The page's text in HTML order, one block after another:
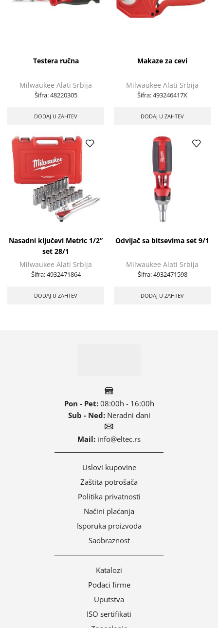
Testera ručna
Milwaukee Alati Srbija
Šifra:48220305
DODAJ U ZAHTEV
Makaze za cevi
Milwaukee Alati Srbija
Šifra:493246417X
DODAJ U ZAHTEV
Nasadni ključevi Metric 1/2”
set 28/1
Milwaukee Alati Srbija
Šifra:4932471864
DODAJ U ZAHTEV
Odvijač sa bitsevima set 9/1
Milwaukee Alati Srbija
Šifra:4932471598
DODAJ U ZAHTEV
Pon - Pet:08:00h - 16:00h
Sub - Ned:Neradni dani
Mail: info@eltec.rs
Uslovi kupovine
Zaštita potrošača
Politika privatnosti
Načini plaćanja
Isporuka proizvoda
Saobraznost
Katalozi
Podaci firme
Uputstva
ISO sertifikati